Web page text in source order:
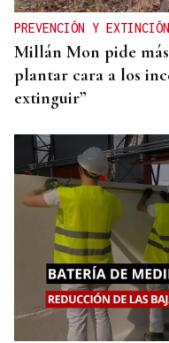
PREVENCIÓN Y EXTINCIÓN
Millán Mon pide
plantar cara a los
extinguir”